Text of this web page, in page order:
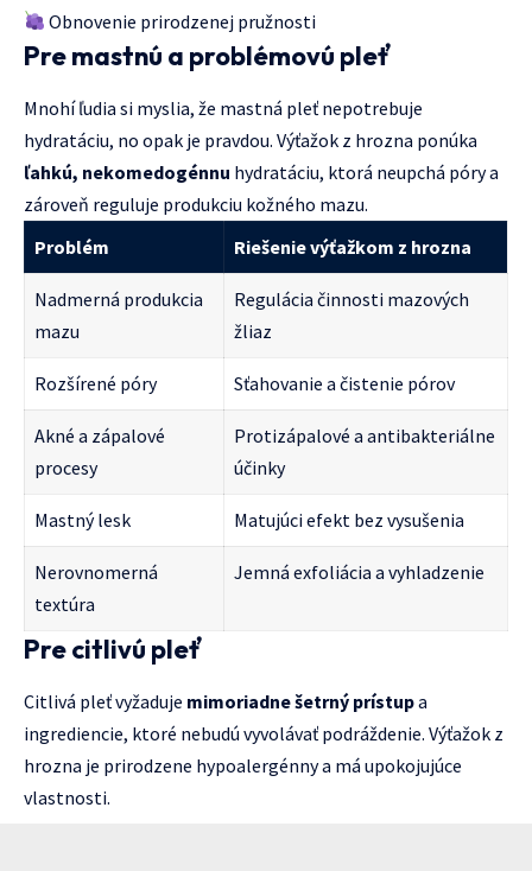
Obnovenie prirodzenej pružnosti
Pre mastnú a problémovú pleť
Mnohí ľudia si myslia, že mastná pleť nepotrebuje
hydratáciu, no opak je pravdou. Výťažok z hrozna ponúka
ľahkú, nekomedogénnu hydratáciu, ktorá neupchá póry a
zároveň reguluje produkciu kožného mazu.
Problém
Riešenie výťažkom z hrozna
Nadmerná produkcia
mazu
Regulácia činnosti mazových
žliaz
Rozšírené póry Sťahovanie a čistenie pórov
Akné a zápalové
procesy
Protizápalové a antibakteriálne
účinky
Mastný lesk Matujúci efekt bez vysušenia
Nerovnomerná
textúra
Jemná exfoliácia a vyhladzenie
Pre citlivú pleť
Citlivá pleť vyžaduje mimoriadne šetrný prístupa
ingrediencie, ktoré nebudú vyvolávať podráždenie. Výťažok z
hrozna je prirodzene hypoalergénny a má upokojujúce
vlastnosti.